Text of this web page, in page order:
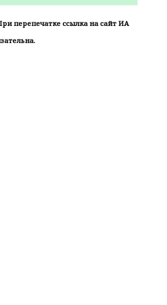
перепечатке ссылка на сайт ИА